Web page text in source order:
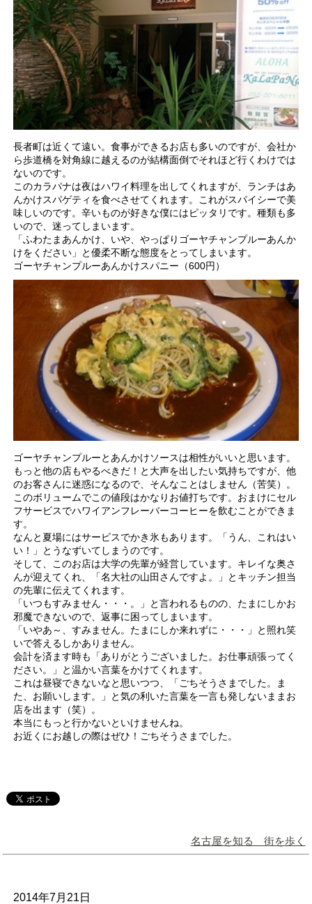
長者町は近くて遠い。食事ができるお店も多いのですが、会社か
ら歩道橋を対角線に越えるのが結構面倒でそれほど行くわけでは
ないのです。
このカラパナは夜はハワイ料理を出してくれますが、ランチはあ
んかけスパゲティを食べさせてくれます。これがスパイシーで美
味しいのです。辛いものが好きな僕にはピッタリです。種類も多
いので、迷ってしまいます。
「ふわたまあんかけ、いや、やっぱりゴーヤチャンプルーあんか
けをください」と優柔不断な態度をとってしまいます。
ゴーヤチャンプルーあんかけスパニー（600円）
ゴーヤチャンプルーとあんかけソースは相性がいいと思います。
もっと他の店もやるべきだ！と大声を出したい気持ちですが、他
のお客さんに迷惑になるので、そんなことはしません（苦笑）。
このボリュームでこの値段はかなりお値打ちです。おまけにセル
フサービスでハワイアンフレーバーコーヒーを飲むことができま
す。
なんと夏場にはサービスでかき氷もあります。「うん、これはい
い！」とうなずいてしまうのです。
そして、このお店は大学の先輩が経営しています。キレイな奥さ
んが迎えてくれ、「名大社の山田さんですよ。」とキッチン担当
の先輩に伝えてくれます。
「いつもすみません・・・。」と言われるものの、たまにしかお
邪魔できないので、返事に困ってしまいます。
「いやあ～、すみません。たまにしか来れずに・・・」と照れ笑
いで答えるしかありません。
会計を済ます時も「ありがとうございました。お仕事頑張ってく
ださい。」と温かい言葉をかけてくれます。
これは昼寝できないなと思いつつ、「ごちそうさまでした。ま
た、お願いします。」と気の利いた言葉を一言も発しないままお
店を出ます（笑）。
本当にもっと行かないといけませんね。
お近くにお越しの際はぜひ！ごちそうさまでした。
名古屋を知る 街を歩く
2014年7月21日